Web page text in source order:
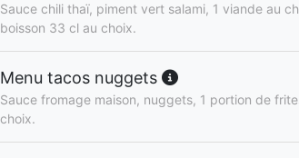
Sauce chili thaï, piment vert salami, 1 viande au
boisson 33 cl au choix.
Menu tacos nuggets
Sauce fromage maison, nuggets, 1 portion de
choix.